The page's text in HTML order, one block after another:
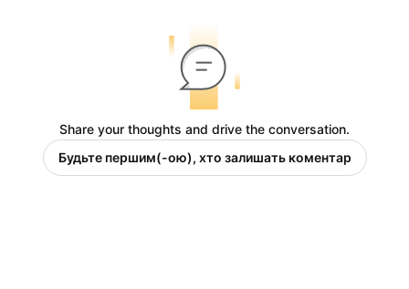
Share your thoughts and drive the conversation.
Будьте першим(-ою), хто залишать коментар